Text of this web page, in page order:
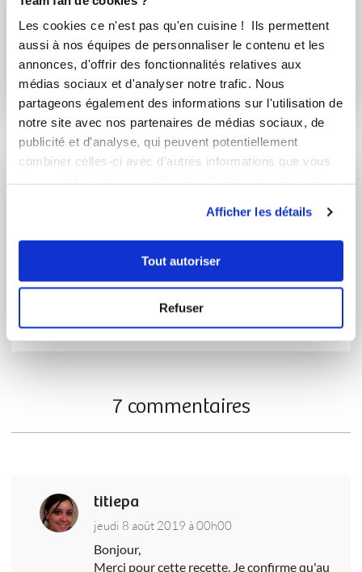
Les cookies ce n'est pas qu'en cuisine ! Ils permettent
aussi à nos équipes de personnaliser le contenu et les
annonces, d'offrir des fonctionnalités relatives aux
médias sociaux et d'analyser notre trafic. Nous
partageons également des informations sur l'utilisation de
notre site avec nos partenaires de médias sociaux, de
publicité et d'analyse, qui peuvent potentiellement
combiner celles-ci avec d'autres informations que vous
Afficher les détails
Tout autoriser
Refuser
martine_mecoli
Coupe glacée alla
stracciatella et sa...
martine_mecoli
Profiteroles
Vous souhaitez commenter cette recette
Connectez-vous ou rejoignez le Club
7 commentaires
titiepa
jeudi 8 août 2019 à 00h00
Bonjour,
Merci pour cette recette. Je confirme qu'au